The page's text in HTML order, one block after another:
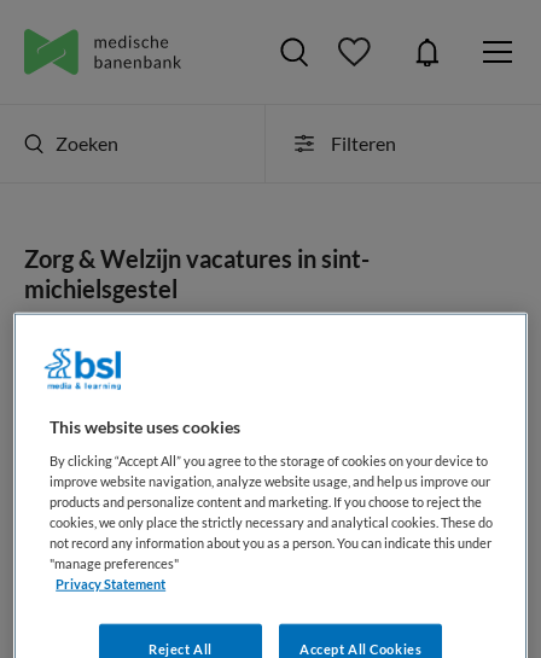
Zoeken Filteren
Zorg & Welzijn vacatures in sint-
michielsgestel
uw zoekopdracht aan en zoek opnieuw.
JobAlert instellen
geen vacatures gevonden
This website uses cookies
By clicking “Accept All” you agree to the storage of cookies on your device to
improve website navigation, analyze website usage, and help us improve our
products and personalize content and marketing. If you choose to reject the
cookies, we only place the strictly necessary and analytical cookies. These do
not record any information about you as a person. You can indicate this under
"manage preferences"
Privacy Statement
Reject All Accept All Cookies